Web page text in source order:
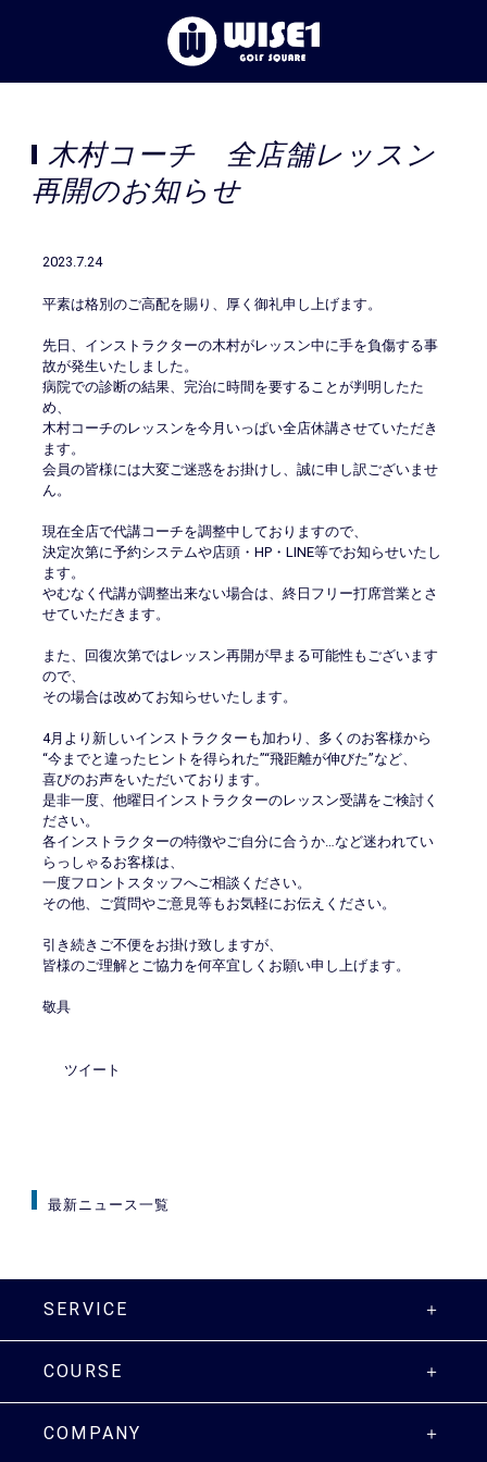
初めての⽅へ
店舗一覧
お客様の声
お知らせ
会員様メニュー
採用情報
木村コーチ　全店舗レッスン
再開のお知らせ
2023.7.24
平素は格別のご高配を賜り、厚く御礼申し上げます。
先日、インストラクターの木村がレッスン中に手を負傷する事
故が発生いたしました。
病院での診断の結果、完治に時間を要することが判明したた
め、
木村コーチのレッスンを今月いっぱい全店休講させていただき
ます。
会員の皆様には大変ご迷惑をお掛けし、誠に申し訳ございませ
ん。
現在全店で代講コーチを調整中しておりますので、
決定次第に予約システムや店頭・HP・LINE等でお知らせいたし
ます。
やむなく代講が調整出来ない場合は、終日フリー打席営業とさ
せていただきます。
また、回復次第ではレッスン再開が早まる可能性もございます
ので、
その場合は改めてお知らせいたします。
4月より新しいインストラクターも加わり、多くのお客様から
“今までと違ったヒントを得られた”“飛距離が伸びた”など、
喜びのお声をいただいております。
是非一度、他曜日インストラクターのレッスン受講をご検討く
ださい。
各インストラクターの特徴やご自分に合うか…など迷われてい
らっしゃるお客様は、
一度フロントスタッフへご相談ください。
その他、ご質問やご意見等もお気軽にお伝えください。
引き続きご不便をお掛け致しますが、
皆様のご理解とご協力を何卒宜しくお願い申し上げます。
敬具
ツイート
最新ニュース一覧
SERVICE
COURSE
COMPANY